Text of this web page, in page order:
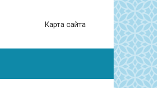
Карта сайта